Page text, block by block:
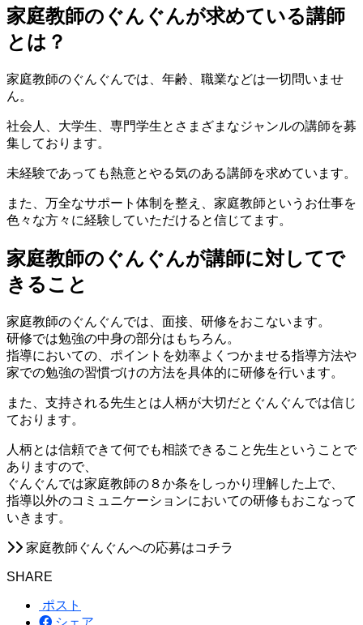
家庭教師のぐんぐんが求めている講師
とは？
家庭教師のぐんぐんでは、年齢、職業などは一切問いませ
ん。
社会人、大学生、専門学生とさまざまなジャンルの講師を募
集しております。
未経験であっても熱意とやる気のある講師を求めています。
また、万全なサポート体制を整え、家庭教師というお仕事を
色々な方々に経験していただけると信じてます。
家庭教師のぐんぐんが講師に対してで
きること
家庭教師のぐんぐんでは、面接、研修をおこないます。
研修では勉強の中身の部分はもちろん。
指導においての、ポイントを効率よくつかませる指導方法や
家での勉強の習慣づけの方法を具体的に研修を行います。
また、支持される先生とは人柄が大切だとぐんぐんでは信じ
ております。
人柄とは信頼できて何でも相談できること先生ということで
ありますので、
ぐんぐんでは家庭教師の８か条をしっかり理解した上で、
指導以外のコミュニケーションにおいての研修もおこなって
いきます。
家庭教師ぐんぐんへの応募はコチラ
SHARE
ポスト
シェア